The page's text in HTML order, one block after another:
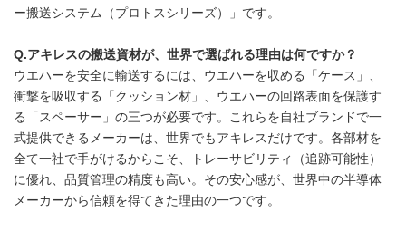
ー搬送システム（プロトスシリーズ）」です。
Q.アキレスの搬送資材が、世界で選ばれる理由は何ですか？
ウエハーを安全に輸送するには、ウエハーを収める「ケース」、
衝撃を吸収する「クッション材」、ウエハーの回路表面を保護す
る「スペーサー」の三つが必要です。これらを自社ブランドで一
式提供できるメーカーは、世界でもアキレスだけです。各部材を
全て一社で手がけるからこそ、トレーサビリティ（追跡可能性）
に優れ、品質管理の精度も高い。その安心感が、世界中の半導体
メーカーから信頼を得てきた理由の一つです。